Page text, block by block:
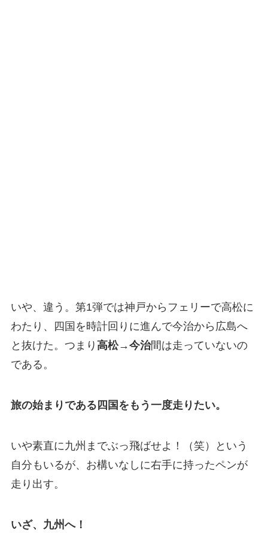
いや、違う。第1弾では神戸からフェリーで高松に
わたり、四国を時計回りに進んで今治から広島へ
と抜けた。つまり 高松→今治間は走っていないの
である。
旅の始まりである四国をもう一度走りたい。
いや素直に九州までぶっ飛ばせよ！（笑）という
自分もいるが、お構いなしに右手に持ったペンが
走り出す。
いざ、九州へ！